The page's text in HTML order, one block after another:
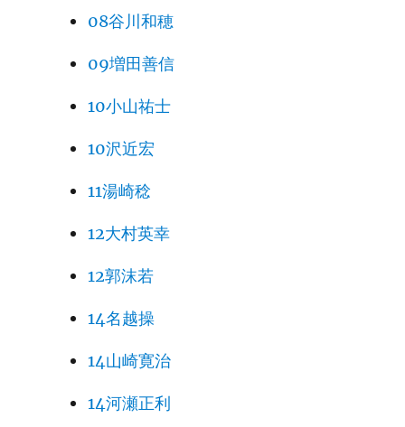
08谷川和穂
09増田善信
10小山祐士
10沢近宏
11湯崎稔
12大村英幸
12郭沫若
14名越操
14山崎寛治
14河瀬正利